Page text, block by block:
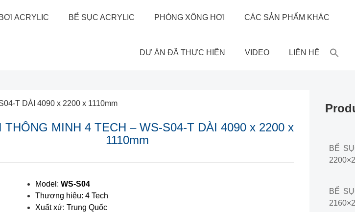
ACRYLIC BỂ SỤC ACRYLIC PHÒNG XÔNG HƠI CÁC SẢN PHẨM KHÁC
DỰ ÁN ĐÃ THỰC HIỆN VIDEO LIÊN HỆ
T DÀI 4090 x 2200 x 1110mm
THÔNG MINH 4 TECH – WS-S04-T DÀI 4090 x 2200 x
1110mm
Model: WS-S04
Thương hiệu: 4 Tech
Xuất xứ: Trung Quốc
BỂ
BỂ